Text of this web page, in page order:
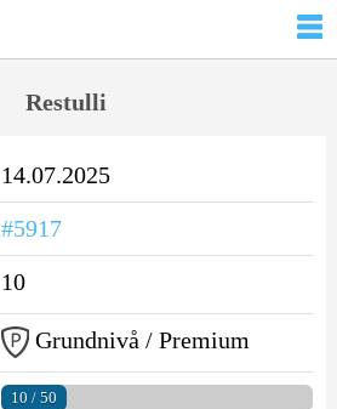
Restulli
14.07.2025
#5917
10
Grundnivå / Premium
10 / 50